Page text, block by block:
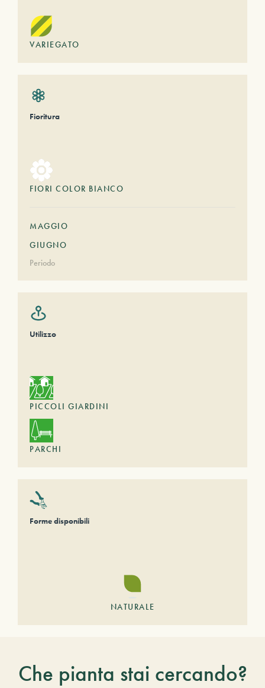
VARIEGATO
Fioritura
FIORI COLOR BIANCO
MAGGIO
GIUGNO
Periodo
Utilizzo
PICCOLI GIARDINI
PARCHI
Forme disponibili
NATURALE
Che pianta stai cercando?